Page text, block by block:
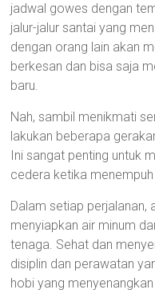
jadwal gowes dengan
jalur-jalur santai yang
dengan orang lain akan
berkesan dan bisa saja
baru.
Nah, sambil menikmati
lakukan beberapa
Ini sangat penting untuk
cedera ketika menempuh
Dalam setiap perjalanan,
menyiapkan air minum
tenaga. Sehat dan
disiplin dan perawatan
hobi yang